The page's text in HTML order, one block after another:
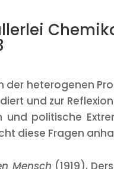
heterogenen
und zur
politische
diese Fragen
Mensch (1919),